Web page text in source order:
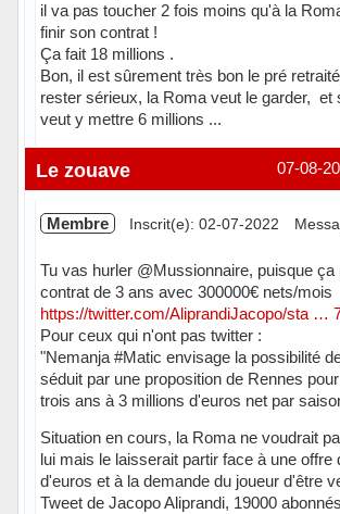
il va pas toucher 2 fois moins qu'à la
finir son contrat !
Ça fait 18 millions .
Bon, il est sûrement très bon le pré
rester sérieux, la Roma veut le garder, et
veut y mettre 6 millions ...
Hors ligne 07-08-
Le zouave
Membre Inscrit(e): 02-07-2022
Tu vas hurler @Mussionnaire, puisque ça
contrat de 3 ans avec 300000€ nets/mois
https://twitter.com/AliprandiJacopo/sta …
Pour ceux qui n'ont pas twitter :
"Nemanja #Matic envisage la possibilité
séduit par une proposition de Rennes
trois ans à 3 millions d'euros net par
Situation en cours, la Roma ne voudrait
lui mais le laisserait partir face à une offre
d'euros et à la demande du joueur d'être
Tweet de Jacopo Aliprandi, 19000